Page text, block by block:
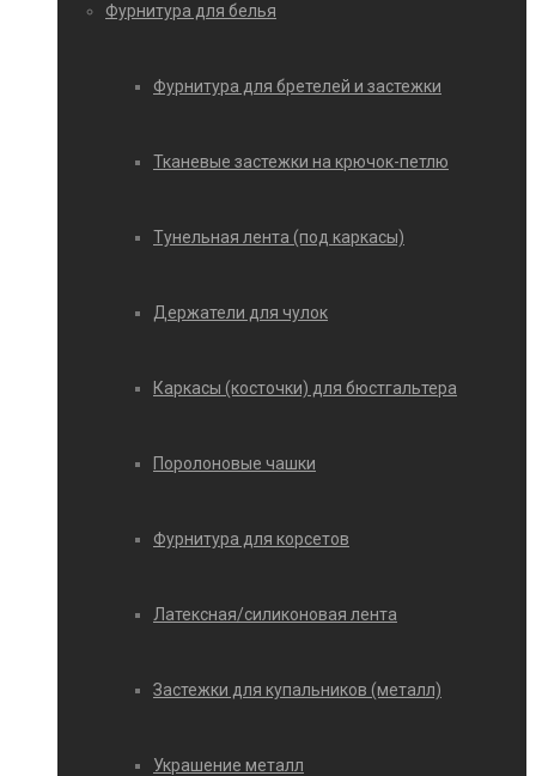
Фурнитура для белья
Фурнитура для бретелей и застежки
Тканевые застежки на крючок-петлю
Тунельная лента (под каркасы)
Держатели для чулок
Каркасы (косточки) для бюстгальтера
Поролоновые чашки
Фурнитура для корсетов
Латексная/силиконовая лента
Застежки для купальников (металл)
Украшение металл